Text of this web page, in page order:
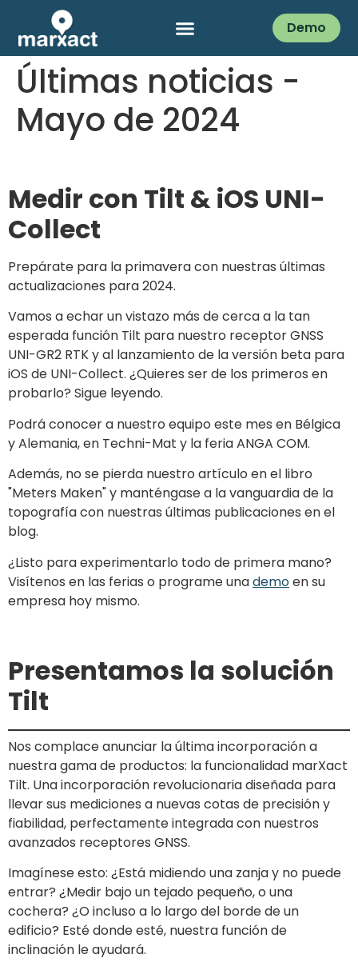
Demo
Últimas noticias -
Mayo de 2024
Medir con Tilt & iOS UNI-
Collect
Prepárate para la primavera con nuestras últimas
actualizaciones para 2024.
Vamos a echar un vistazo más de cerca a la tan
esperada función Tilt para nuestro receptor GNSS
UNI-GR2 RTK y al lanzamiento de la versión beta para
iOS de UNI-Collect. ¿Quieres ser de los primeros en
probarlo? Sigue leyendo.
Podrá conocer a nuestro equipo este mes en Bélgica
y Alemania, en Techni-Mat y la feria ANGA COM.
Además, no se pierda nuestro artículo en el libro
"Meters Maken" y manténgase a la vanguardia de la
topografía con nuestras últimas publicaciones en el
blog.
¿Listo para experimentarlo todo de primera mano?
Visítenos en las ferias o programe unademoen su
empresa hoy mismo.
Presentamos la solución
Tilt
Nos complace anunciar la última incorporación a
nuestra gama de productos: la funcionalidad marXact
Tilt. Una incorporación revolucionaria diseñada para
llevar sus mediciones a nuevas cotas de precisión y
fiabilidad, perfectamente integrada con nuestros
avanzados receptores GNSS.
Imagínese esto: ¿Está midiendo una zanja y no puede
entrar? ¿Medir bajo un tejado pequeño, o una
cochera? ¿O incluso a lo largo del borde de un
edificio? Esté donde esté, nuestra función de
inclinación le ayudará.